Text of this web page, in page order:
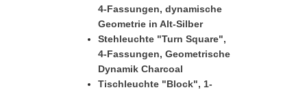
4-Fassungen, dynamische
Geometrie in Alt-Silber
Stehleuchte "Turn Square",
4-Fassungen, Geometrische
Dynamik Charcoal
Tischleuchte "Block", 1-